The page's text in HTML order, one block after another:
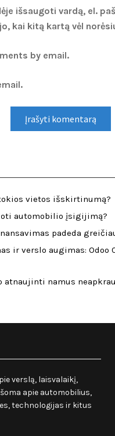
išsaugoti vardą, el.
kai kitą kartą vėl
by email.
vietos išskirtinumą?
automobilio įsigijimą?
padeda
ir verslo augimas: Odoo
atnaujinti namus
verslą, laisvalaikį,
apie automobilius,
technologijas ir kitus